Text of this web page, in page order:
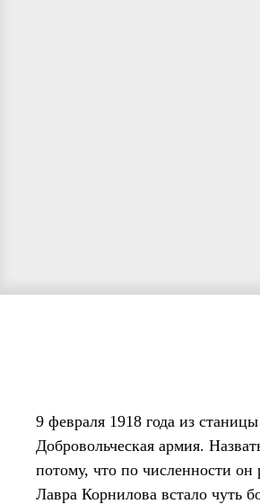
9 февраля 1918 года из
Добровольческая армия.
потому, что по численности он
Лавра Корнилова встало чуть